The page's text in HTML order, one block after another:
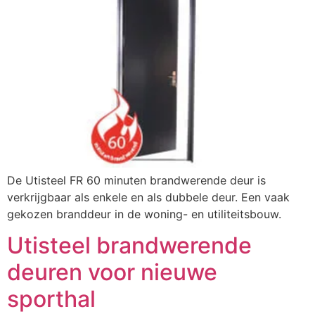
De Utisteel FR 60 minuten brandwerende deur is
verkrijgbaar als enkele en als dubbele deur. Een vaak
gekozen branddeur in de woning- en utiliteitsbouw.
Utisteel brandwerende
deuren voor nieuwe
sporthal